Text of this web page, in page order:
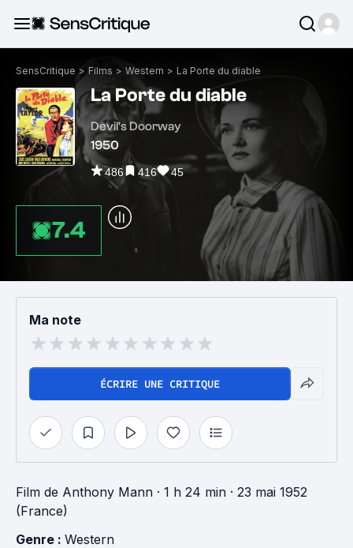
SensCritique > Films > Western > La Porte du diable
La Porte du diable
Devil's Doorway
1950
486 416 45
7.4
Ma note
ÉCRIRE UNE CRITIQUE
Film de Anthony Mann · 1 h 24 min · 23 mai 1952
(France)
Genre : Western